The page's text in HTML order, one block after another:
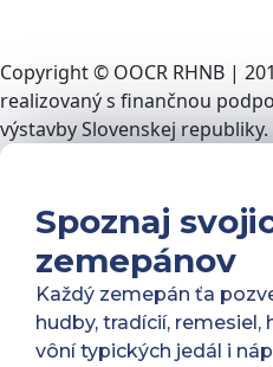
Copyright © OOCR RHNB |
realizovaný s finančnou
výstavby Slovenskej republiky.
Spoznaj
zemepánov
Každý zemepán ťa
hudby, tradícií,
vôní typických jedál i